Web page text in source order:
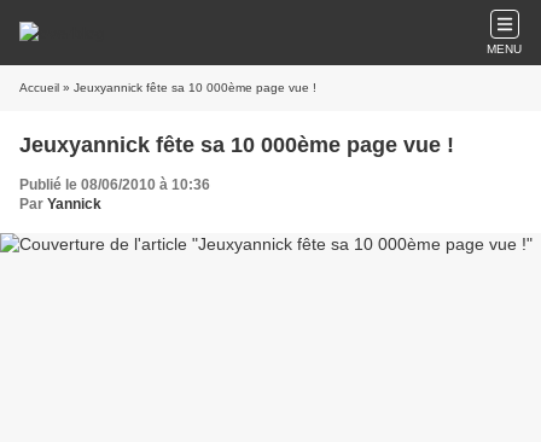
MENU
Accueil » Jeuxyannick fête sa 10 000ème page vue !
Jeuxyannick fête sa 10 000ème page vue !
Publié le 08/06/2010 à 10:36
Par Yannick